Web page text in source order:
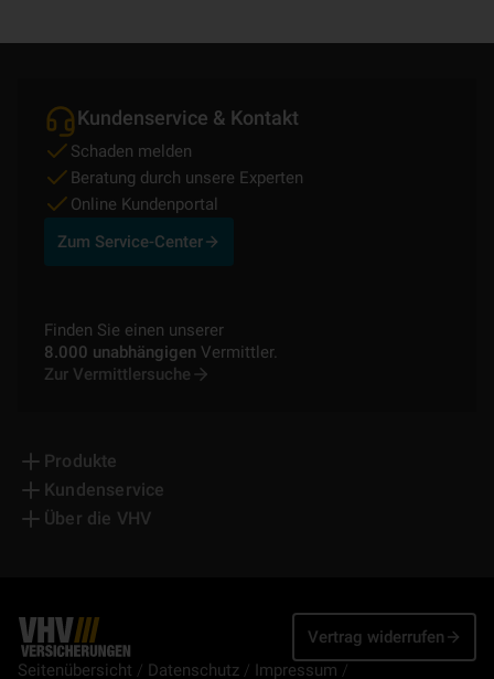
Kundenservice & Kontakt
Schaden melden
Beratung durch unsere Experten
Online Kundenportal
Zum Service-Center
Finden Sie einen unserer
8.000 unabhängigen Vermittler.
Zur Vermittlersuche
Produkte
Kundenservice
Über die VHV
Seitenübersicht Datenschutz Impressum
Vertrag widerrufen